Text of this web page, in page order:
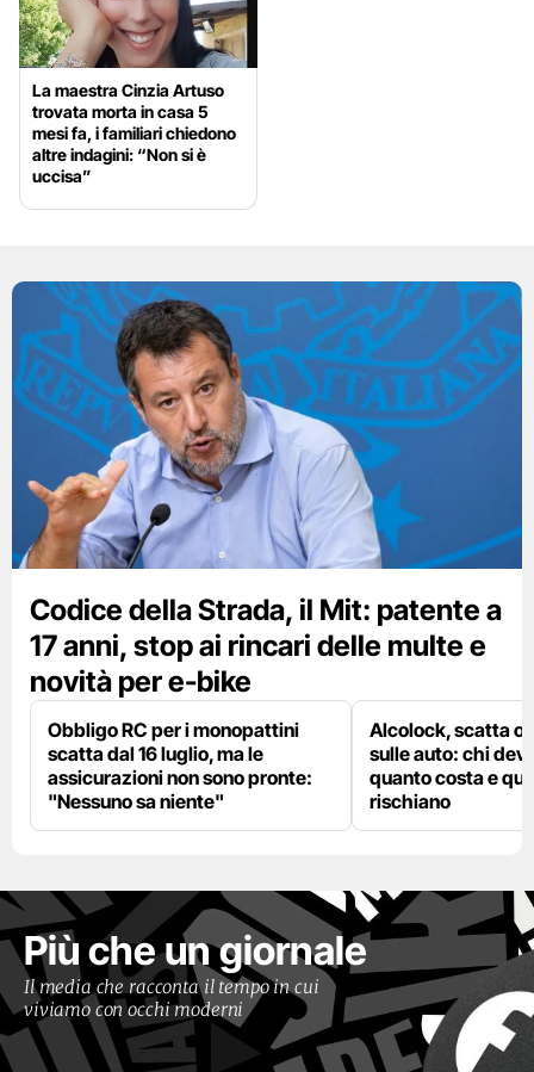
La maestra Cinzia Artuso
trovata morta in casa 5
mesi fa, i familiari chiedono
altre indagini: “Non si è
uccisa”
Codice della Strada, il Mit: patente a
17 anni, stop ai rincari delle multe e
novità per e-bike
Obbligo RC per i monopattini
scatta dal 16 luglio, ma le
assicurazioni non sono pronte:
"Nessuno sa niente"
Alcolock, scatta
sulle auto: chi
quanto costa e
rischiano
Più che un giornale
Il media che racconta il tempo in cui
viviamo con occhi moderni